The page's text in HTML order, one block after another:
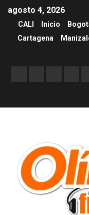
agosto 4, 2026
CALI Inicio
Cartagena